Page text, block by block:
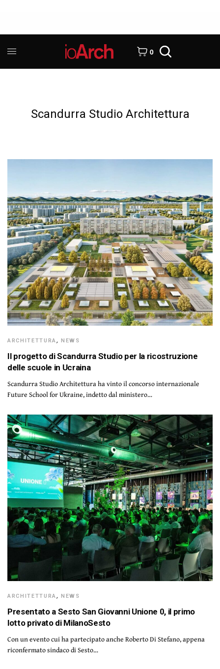
0
Scandurra Studio Architettura
ARCHITETTURA,NEWS
Il progetto di Scandurra Studio per la ricostruzione
delle scuole in Ucraina
Scandurra Studio Architettura ha vinto il concorso internazionale
Future School for Ukraine, indetto dal ministero…
ARCHITETTURA,NEWS
Presentato a Sesto San Giovanni Unione 0, il primo
lotto privato di MilanoSesto
Con un evento cui ha partecipato anche Roberto Di Stefano, appena
riconfermato sindaco di Sesto…